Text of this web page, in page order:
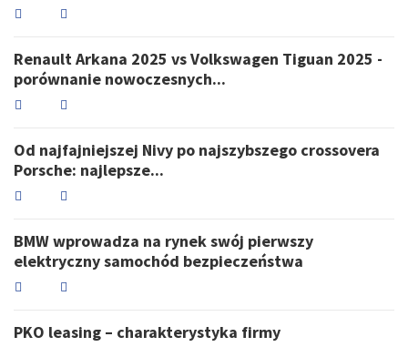
Renault Arkana 2025 vs Volkswagen Tiguan 2025 -
porównanie nowoczesnych...
Od najfajniejszej Nivy po najszybszego crossovera
Porsche: najlepsze...
BMW wprowadza na rynek swój pierwszy
elektryczny samochód bezpieczeństwa
PKO leasing – charakterystyka firmy